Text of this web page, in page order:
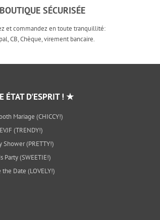
BOUTIQUE SÉCURISÉE
et commandez en toute tranquillité:
CB, Chèque, virement bancaire.
ÉTAT D'ESPRIT ! ★
Mariage (CHICCY!)
EVJF (TRENDY!)
Shower (PRETTY!)
Party (SWEETIE!)
the Date (LOVELY!)